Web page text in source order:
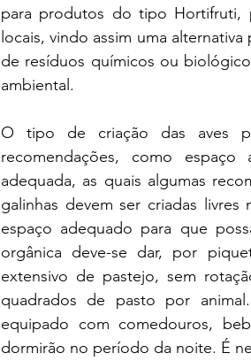
para produtos do tipo Hortifruti,
locais, vindo assim uma
de resíduos químicos ou
ambiental.
O tipo de criação das aves
recomendações, como
adequada, as quais algumas
galinhas devem ser criadas
espaço adequado para que
orgânica deve-se dar, por
extensivo de pastejo, sem
quadrados de pasto por
equipado com comedouros,
dormirão no período da noite. É